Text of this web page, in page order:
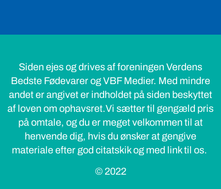
Siden ejes og drives af foreningen Verdens
Bedste Fødevarer og VBF Medier. Med mindre
andet er angivet er indholdet på siden beskyttet
af loven om ophavsret.Vi sætter til gengæld pris
på omtale, og du er meget velkommen til at
henvende dig, hvis du ønsker at gengive
materiale efter god citatskik og med link til os.
© 2022